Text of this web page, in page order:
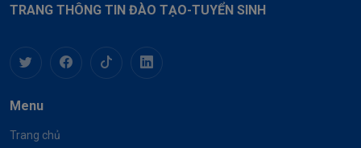
TRANG THÔNG TIN ĐÀO TẠO-TUYỂN SINH
Menu
Trang chủ